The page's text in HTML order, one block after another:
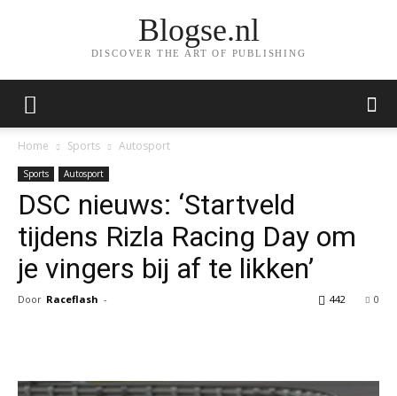
Blogse.nl
DISCOVER THE ART OF PUBLISHING
Home Sports Autosport
Sports Autosport
DSC nieuws: ‘Startveld
tijdens Rizla Racing Day om
je vingers bij af te likken’
Door Raceflash - 0
442